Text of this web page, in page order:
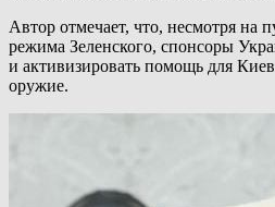
Автор отмечает, что, несмотря на
режима Зеленского, спонсоры
и активизировать помощь для
оружие.